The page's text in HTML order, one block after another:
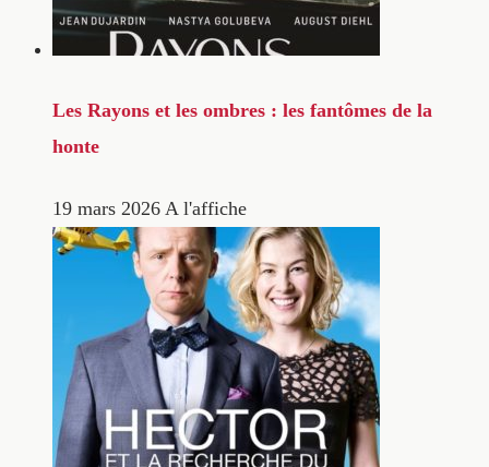
Les Rayons et les ombres : les fantômes de la
honte
19 mars 2026 A l'affiche